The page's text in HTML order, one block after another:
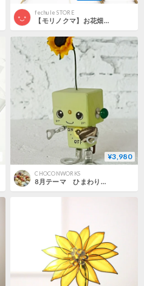
fechule STORE
【モリノクマ】お花畑リースピアス(ひまわりの午後) B1761-3
¥3,980
CHOCONWORKS
8月テーマ ひまわり（受注制作)